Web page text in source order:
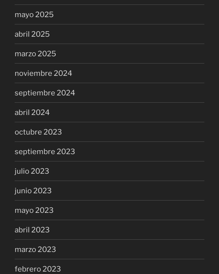
mayo 2025
abril 2025
marzo 2025
noviembre 2024
septiembre 2024
abril 2024
octubre 2023
septiembre 2023
julio 2023
junio 2023
mayo 2023
abril 2023
marzo 2023
febrero 2023